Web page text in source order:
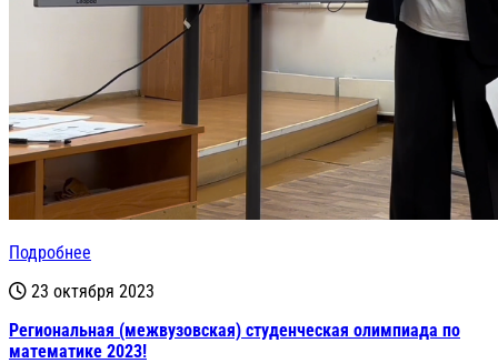
Подробнее
23 октября 2023
Региональная (межвузовская) студенческая олимпиада по
математике 2023!